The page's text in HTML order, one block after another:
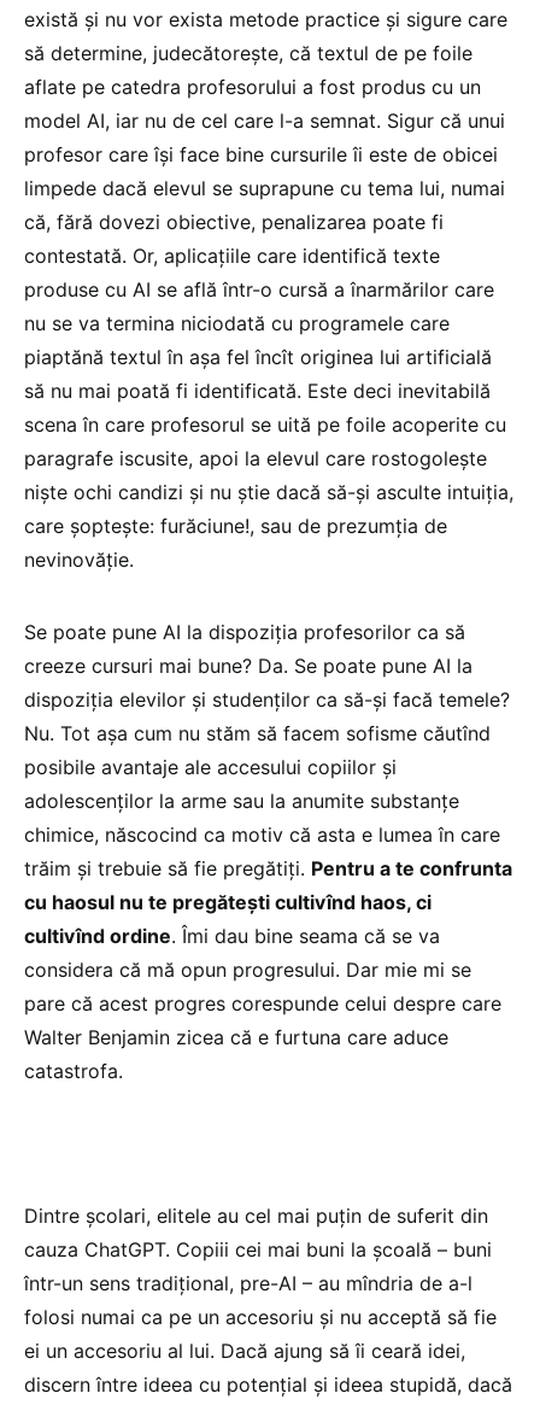
există și nu vor exista metode practice și sigure care
să determine, judecătorește, că textul de pe foile
aflate pe catedra profesorului a fost produs cu un
model AI, iar nu de cel care l-a semnat. Sigur că unui
profesor care își face bine cursurile îi este de obicei
limpede dacă elevul se suprapune cu tema lui, numai
că, fără dovezi obiective, penalizarea poate fi
contestată. Or, aplicațiile care identifică texte
produse cu AI se află într-o cursă a înarmărilor care
nu se va termina niciodată cu programele care
piaptănă textul în așa fel încît originea lui artificială
să nu mai poată fi identificată. Este deci inevitabilă
scena în care profesorul se uită pe foile acoperite cu
paragrafe iscusite, apoi la elevul care rostogolește
niște ochi candizi și nu știe dacă să-și asculte intuiția,
care șoptește: furăciune!, sau de prezumția de
nevinovăție.
Se poate pune AI la dispoziția profesorilor ca să
creeze cursuri mai bune? Da. Se poate pune AI la
dispoziția elevilor și studenților ca să-și facă temele?
Nu. Tot așa cum nu stăm să facem sofisme căutînd
posibile avantaje ale accesului copiilor și
adolescenților la arme sau la anumite substanțe
chimice, născocind ca motiv că asta e lumea în care
trăim și trebuie să fie pregătiți. Pentru a te confrunta
cu haosul nu te pregătești cultivînd haos, ci
cultivînd ordine. Îmi dau bine seama că se va
considera că mă opun progresului. Dar mie mi se
pare că acest progres corespunde celui despre care
Walter Benjamin zicea că e furtuna care aduce
catastrofa.
Dintre școlari, elitele au cel mai puțin de suferit din
cauza ChatGPT. Copiii cei mai buni la școală – buni
într-un sens tradițional, pre-AI – au mîndria de a-l
folosi numai ca pe un accesoriu și nu acceptă să fie
ei un accesoriu al lui. Dacă ajung să îi ceară idei,
discern între ideea cu potențial și ideea stupidă, dacă